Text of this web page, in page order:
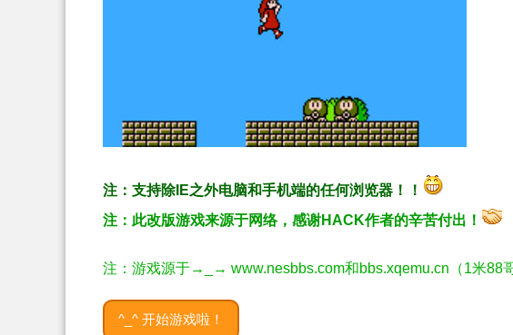
注：支持除IE之外电脑和手机端的任何浏览器！！
注：此改版游戏来源于网络，感谢HACK作者的辛苦付出！
注：游戏源于→_→ www.nesbbs.com和bbs.xqemu.cn（1米88
^_^ 开始游戏啦！